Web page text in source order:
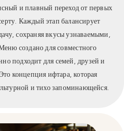
и плавный переход от первых
Каждый этап балансирует
сохраняя вкусы узнаваемыми,
создано для совместного
подходит для семей, друзей и
концепция ифтара, которая
и тихо запоминающейся.